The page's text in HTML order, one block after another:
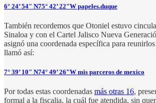
6° 24’ 54" N75° 42’ 22"W papeles.duque
También recordemos que Otoniel estuvo
Sinaloa y con el Cartel Jalisco Nueva
asignó una coordenada específica para
llamó así:
7° 39’ 10" N74° 49’ 26"W mis parceros de mexico
Por todas estas coordenadas más otras 16,
formal a la fiscalia, la cuál fue atendida, sin